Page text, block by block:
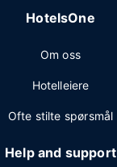
HotelsOne
Om oss
Hotelleiere
Ofte stilte spørsmål
Help and support